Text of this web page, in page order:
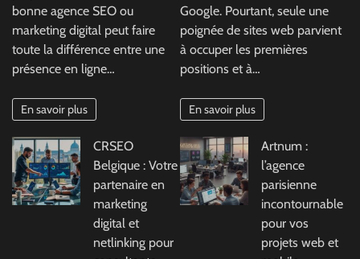
bonne agence SEO ou
marketing digital peut faire
toute la différence entre une
présence en ligne…
En savoir plus
Google. Pourtant, seule une
poignée de sites web parvient
à occuper les premières
positions et à…
En savoir plus
CRSEO
Belgique : Votre
partenaire en
marketing
digital et
netlinking pour
Artnum :
l’agence
parisienne
incontournable
pour vos
projets web et